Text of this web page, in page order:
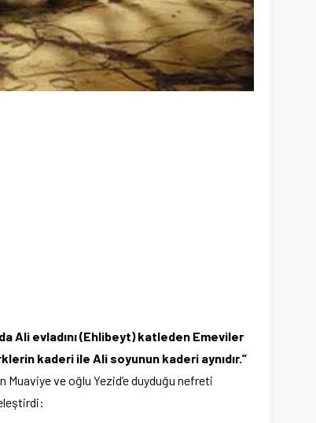
Ali evladını (Ehlibeyt) katleden Emeviler
kaderi ile Ali soyunun kaderi aynıdır.”
Muaviye ve oğlu Yezid’e duyduğu nefreti